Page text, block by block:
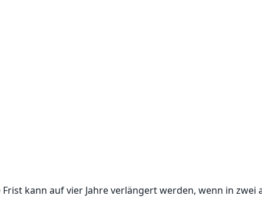
kann auf vier Jahre verlängert werden, wenn in